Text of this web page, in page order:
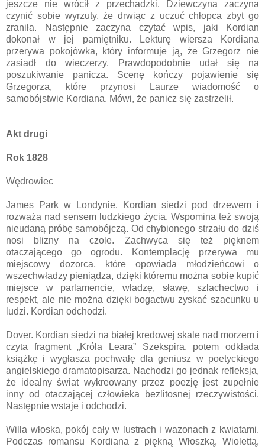
jeszcze nie wrócił z przechadzki. Dziewczyna zaczyna
czynić sobie wyrzuty, że drwiąc z uczuć chłopca zbyt go
zraniła. Następnie zaczyna czytać wpis, jaki Kordian
dokonał w jej pamiętniku. Lekturę wiersza Kordiana
przerywa pokojówka, który informuje ją, że Grzegorz nie
zasiadł do wieczerzy. Prawdopodobnie udał się na
poszukiwanie panicza. Scenę kończy pojawienie się
Grzegorza, które przynosi Laurze wiadomość o
samobójstwie Kordiana. Mówi, że panicz się zastrzelił.
Akt drugi
Rok 1828
Wędrowiec
James Park w Londynie. Kordian siedzi pod drzewem i
rozważa nad sensem ludzkiego życia. Wspomina też swoją
nieudaną próbę samobójczą. Od chybionego strzału do dziś
nosi blizny na czole. Zachwyca się też pięknem
otaczającego go ogrodu. Kontemplację przerywa mu
miejscowy dozorca, które opowiada młodzieńcowi o
wszechwładzy pieniądza, dzięki któremu można sobie kupić
miejsce w parlamencie, władzę, sławę, szlachectwo i
respekt, ale nie można dzięki bogactwu zyskać szacunku u
ludzi. Kordian odchodzi.
Dover. Kordian siedzi na białej kredowej skale nad morzem i
czyta fragment „Króla Leara” Szekspira, potem odkłada
książkę i wygłasza pochwałę dla geniusz w poetyckiego
angielskiego dramatopisarza. Nachodzi go jednak refleksja,
że idealny świat wykreowany przez poezję jest zupełnie
inny od otaczającej człowieka bezlitosnej rzeczywistości.
Następnie wstaje i odchodzi.
Willa włoska, pokój cały w lustrach i wazonach z kwiatami.
Podczas romansu Kordiana z piękną Włoszką, Wiolettą,